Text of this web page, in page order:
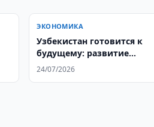
ЭКОНОМИКА
Узбекистан готовится к
будущему: развитие
человеческого капитала
24/07/2026